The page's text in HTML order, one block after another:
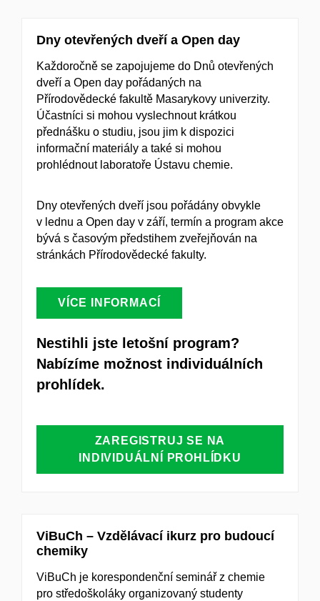
Dny otevřených dveří a Open day
Každoročně se zapojujeme do Dnů otevřených
dveří a Open day pořádaných na
Přírodovědecké fakultě Masarykovy univerzity.
Účastníci si mohou vyslechnout krátkou
přednášku o studiu, jsou jim k dispozici
informační materiály a také si mohou
prohlédnout laboratoře Ústavu chemie.
Dny otevřených dveří jsou pořádány obvykle
v lednu a Open day v září, termín a program akce
bývá s časovým předstihem zveřejňován na
stránkách Přírodovědecké fakulty.
VÍCE INFORMACÍ
Nestihli jste letošní program?
Nabízíme možnost individuálních
prohlídek.
ZAREGISTRUJ SE NA
INDIVIDUÁLNÍ PROHLÍDKU
ViBuCh – Vzdělávací ikurz pro budoucí
chemiky
ViBuCh je korespondenční seminář z chemie
pro středoškoláky organizovaný studenty